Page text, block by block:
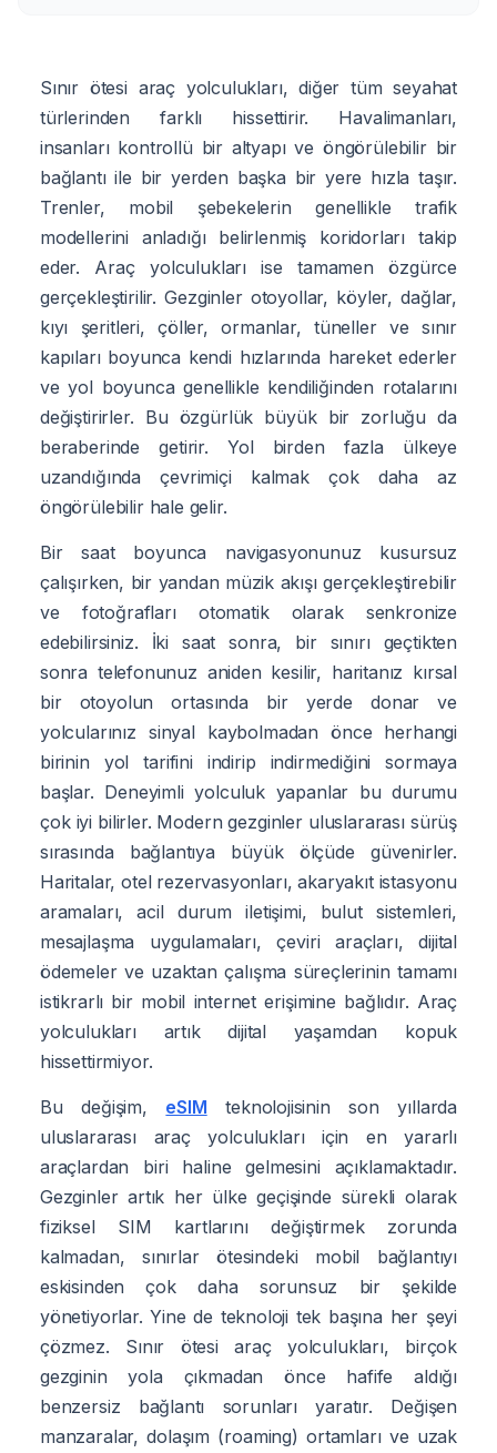
Sınır ötesi araç yolculukları, diğer tüm seyahat
türlerinden farklı hissettirir. Havalimanları,
insanları kontrollü bir altyapı ve öngörülebilir bir
bağlantı ile bir yerden başka bir yere hızla taşır.
Trenler, mobil şebekelerin genellikle trafik
modellerini anladığı belirlenmiş koridorları takip
eder. Araç yolculukları ise tamamen özgürce
gerçekleştirilir. Gezginler otoyollar, köyler, dağlar,
kıyı şeritleri, çöller, ormanlar, tüneller ve sınır
kapıları boyunca kendi hızlarında hareket ederler
ve yol boyunca genellikle kendiliğinden rotalarını
değiştirirler. Bu özgürlük büyük bir zorluğu da
beraberinde getirir. Yol birden fazla ülkeye
uzandığında çevrimiçi kalmak çok daha az
öngörülebilir hale gelir.
Bir saat boyunca navigasyonunuz kusursuz
çalışırken, bir yandan müzik akışı gerçekleştirebilir
ve fotoğrafları otomatik olarak senkronize
edebilirsiniz. İki saat sonra, bir sınırı geçtikten
sonra telefonunuz aniden kesilir, haritanız kırsal
bir otoyolun ortasında bir yerde donar ve
yolcularınız sinyal kaybolmadan önce herhangi
birinin yol tarifini indirip indirmediğini sormaya
başlar. Deneyimli yolculuk yapanlar bu durumu
çok iyi bilirler. Modern gezginler uluslararası sürüş
sırasında bağlantıya büyük ölçüde güvenirler.
Haritalar, otel rezervasyonları, akaryakıt istasyonu
aramaları, acil durum iletişimi, bulut sistemleri,
mesajlaşma uygulamaları, çeviri araçları, dijital
ödemeler ve uzaktan çalışma süreçlerinin tamamı
istikrarlı bir mobil internet erişimine bağlıdır. Araç
yolculukları artık dijital yaşamdan kopuk
hissettirmiyor.
Bu değişim, eSIM teknolojisinin son yıllarda
uluslararası araç yolculukları için en yararlı
araçlardan biri haline gelmesini açıklamaktadır.
Gezginler artık her ülke geçişinde sürekli olarak
fiziksel SIM kartlarını değiştirmek zorunda
kalmadan, sınırlar ötesindeki mobil bağlantıyı
eskisinden çok daha sorunsuz bir şekilde
yönetiyorlar. Yine de teknoloji tek başına her şeyi
çözmez. Sınır ötesi araç yolculukları, birçok
gezginin yola çıkmadan önce hafife aldığı
benzersiz bağlantı sorunları yaratır. Değişen
manzaralar, dolaşım (roaming) ortamları ve uzak